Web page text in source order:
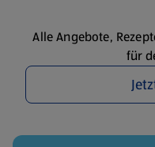
Alle Angebote,
für